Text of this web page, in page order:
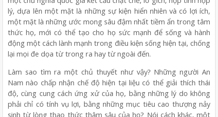
lý, dựa lên một mặt là những sự kiện hiển nhiên và có lợi ích,
một mặt là những ước mong sâu đậm nhất tiềm ẩn trong tâm
thức họ, mới có thể tạo cho họ sức mạnh để sống và hành
động một cách lành mạnh trong điều kiện sống hiện tại, chống
lại mọi đe dọa từ trong ra hay từ ngoài đến.
Làm sao tìm ra một chủ thuyết như vậy? Những người An
Nam nào chấp nhận chế độ hiện tại liệu có thể giải thích thái
độ, cùng cung cách ứng xử của họ, bằng những lý do không
phải chỉ có tính vụ lợi, bằng những mục tiêu cao thượng nảy
sinh từ lòng thao thức thâm sâu của họ? Nói cách khác, một